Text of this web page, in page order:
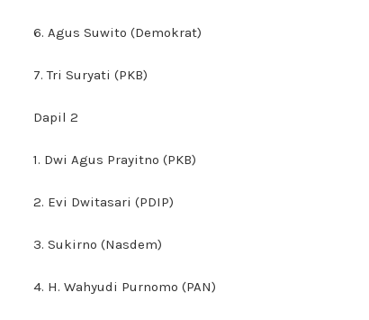
6. Agus Suwito (Demokrat)
7. Tri Suryati (PKB)
Dapil 2
1. Dwi Agus Prayitno (PKB)
2. Evi Dwitasari (PDIP)
3. Sukirno (Nasdem)
4. H. Wahyudi Purnomo (PAN)